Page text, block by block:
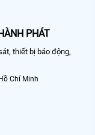
PHÁT
thiết bị báo động,
Chí Minh